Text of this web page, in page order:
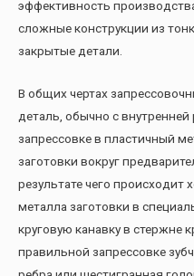
эффективность
сложные конструкции из
закрытые детали.
В общих чертах
деталь, обычно с внутренней
запрессовке в пластичный
заготовки вокруг
результате чего происходит
металла заготовки в
круговую канавку в стержне
правильной запрессовке